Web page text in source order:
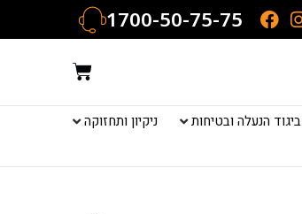
1700-50-75-75
עגלת
קניות
ביגוד הנעלה ובטיחות
ניקיון ותחזוקה